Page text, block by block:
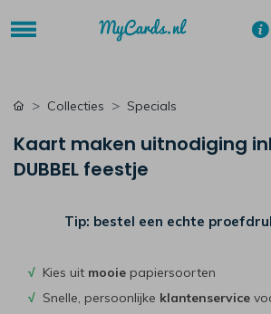
Collecties Specials
Kaart maken uitnodiging
DUBBEL feestje
Tip: bestel een echte
√ Kies uit mooie papiersoorten
√ Snelle, persoonlijke klantenservice